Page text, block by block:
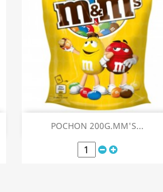
POCHON 200G.MM'S...
Aperçu rapide